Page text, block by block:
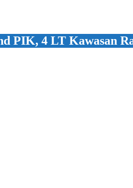
PIK, 4 LT Kawasan